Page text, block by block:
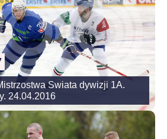
Swiata dywizji 1A.
24.04.2016